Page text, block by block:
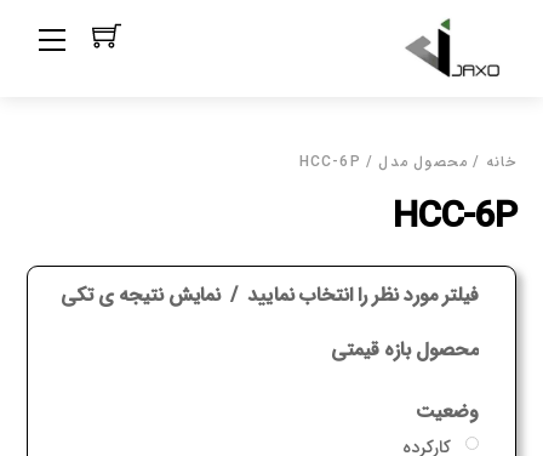
content
خانه / محصول مدل / HCC-6P
HCC-6P
فیلتر مورد نظر را انتخاب نمایید نمایش نتیجه ی تکی
محصول بازه قیمتی
وضعیت
کارکرده